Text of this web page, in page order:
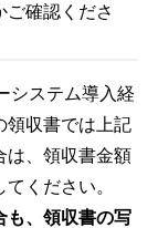
ご確認くださ
システム導入経
領収書では上記
は、領収書金額
ください。
も、領収書の写